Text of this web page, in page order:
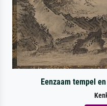
Eenzaam tempel